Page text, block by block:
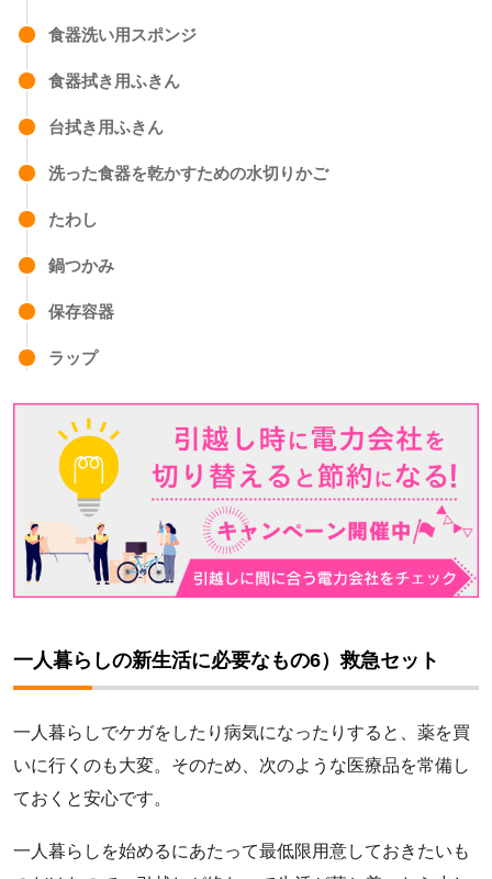
食器洗い用スポンジ
食器拭き用ふきん
台拭き用ふきん
洗った食器を乾かすための水切りかご
たわし
鍋つかみ
保存容器
ラップ
一人暮らしの新生活に必要なもの6）救急セット
一人暮らしでケガをしたり病気になったりすると、薬を買
いに行くのも大変。そのため、次のような医療品を常備し
ておくと安心です。
一人暮らしを始めるにあたって最低限用意しておきたいも